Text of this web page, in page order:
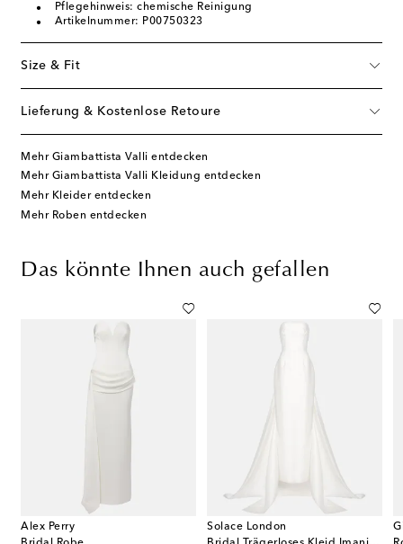
Pflegehinweis: chemische Reinigung
Artikelnummer: P00750323
Size & Fit
Lieferung & Kostenlose Retoure
Mehr Giambattista Valli entdecken
Mehr Giambattista Valli Kleidung entdecken
Mehr Kleider entdecken
Mehr Roben entdecken
Das könnte Ihnen auch gefallen
Alex Perry
Solace London